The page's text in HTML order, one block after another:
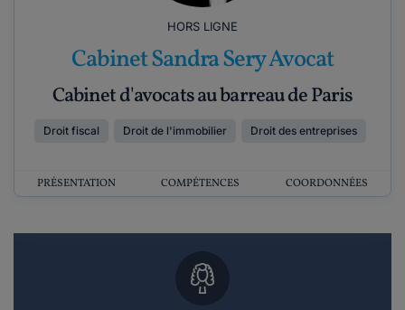
HORS LIGNE
Cabinet Sandra Sery Avocat
Cabinet d'avocats au barreau de Paris
Droit fiscal Droit de l'immobilier Droit des entreprises
PRÉSENTATION COMPÉTENCES COORDONNÉES